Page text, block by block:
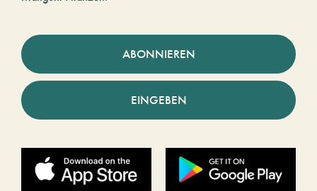
ABONNIEREN
EINGEBEN